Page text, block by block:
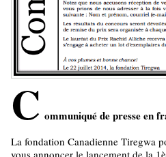
C ommuniqué de presse en
La fondation Canadienne Tiregwa